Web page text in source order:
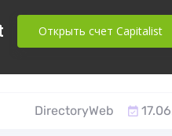
Открыть счет Capitalist
DirectoryWeb
образец
партнёрской